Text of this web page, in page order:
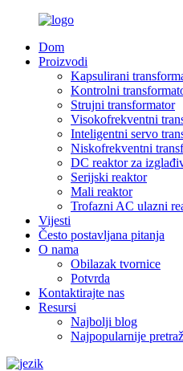
Dom
Proizvodi
Kapsulirani
Kontrolni
Strujni transformator
Visokofrekventni
Inteligentni servo
Niskofrekventni
DC reaktor za
Serijski reaktor
Mali reaktor
Trofazni AC ulazni
Vijesti
Često postavljana pitanja
O nama
Obilazak tvornice
Potvrda
Kontaktirajte nas
Resursi
Najbolji blog
Najpopularnije